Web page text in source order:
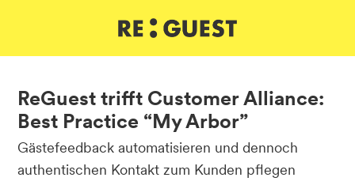
ReGuest trifft Customer Alliance:
Best Practice “My Arbor”
Gästefeedback automatisieren und dennoch
authentischen Kontakt zum Kunden pflegen